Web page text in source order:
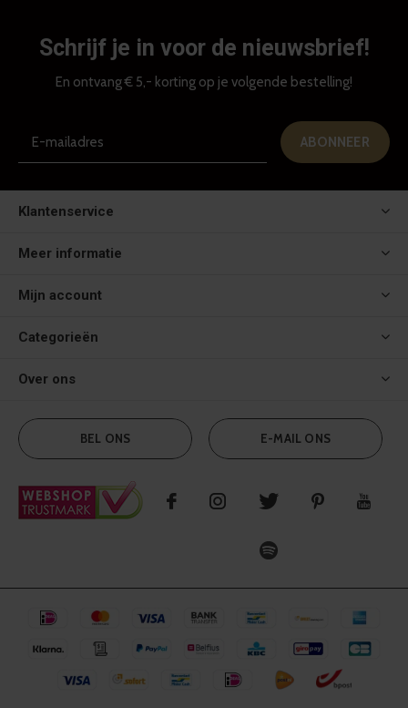
Schrijf je in voor de nieuwsbrief!
En ontvang € 5,- korting op je volgende bestelling!
ABONNEER
Klantenservice
Meer informatie
Mijn account
Categorieën
Over ons
BEL ONS E-MAIL ONS